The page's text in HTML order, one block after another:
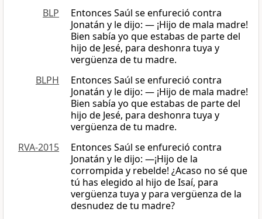
BLP
Entonces Saúl se enfureció contra
Jonatán y le dijo: — ¡Hijo de mala madre!
Bien sabía yo que estabas de parte del
hijo de Jesé, para deshonra tuya y
vergüenza de tu madre.
BLPH
Entonces Saúl se enfureció contra
Jonatán y le dijo: — ¡Hijo de mala madre!
Bien sabía yo que estabas de parte del
hijo de Jesé, para deshonra tuya y
vergüenza de tu madre.
RVA-2015
Entonces Saúl se enfureció contra
Jonatán y le dijo: —¡Hijo de la
corrompida y rebelde! ¿Acaso no sé que
tú has elegido al hijo de Isaí, para
vergüenza tuya y para vergüenza de la
desnudez de tu madre?